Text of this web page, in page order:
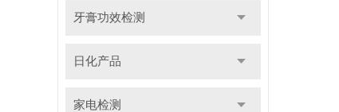
牙膏功效检测
日化产品
家电检测